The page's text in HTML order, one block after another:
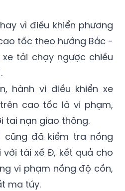
vì điều khiển phương
tốc theo hướng Bắc -
tải chạy ngược chiều
hành vi điều khiển xe
cao tốc là vi phạm,
tai nạn giao thông.
cũng đã kiểm tra nồng
tài xế Đ, kết quả cho
vi phạm nồng độ cồn,
ma túy.